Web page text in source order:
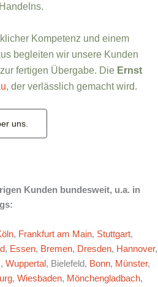
Kompetenz und einem
begleiten wir unsere Kunden
fertigen Übergabe. Die Ernst
, der verlässlich gemacht wird.
uns.
Kunden bundesweit, u.a. in
, Frankfurt am Main, Stuttgart,
, Essen, Bremen, Dresden, Hannover,
, Wuppertal , Bielefeld, Bonn, Münster,
, Wiesbaden, Mönchengladbach,